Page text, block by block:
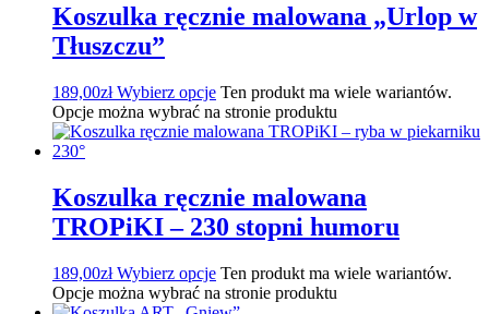
Koszulka ręcznie malowana „Urlop w
Tłuszczu”
189,00zł Wybierz opcje Ten produkt ma wiele wariantów.
Opcje można wybrać na stronie produktu
Koszulka ręcznie malowana
TROPiKI – 230 stopni humoru
189,00zł Wybierz opcje Ten produkt ma wiele wariantów.
Opcje można wybrać na stronie produktu